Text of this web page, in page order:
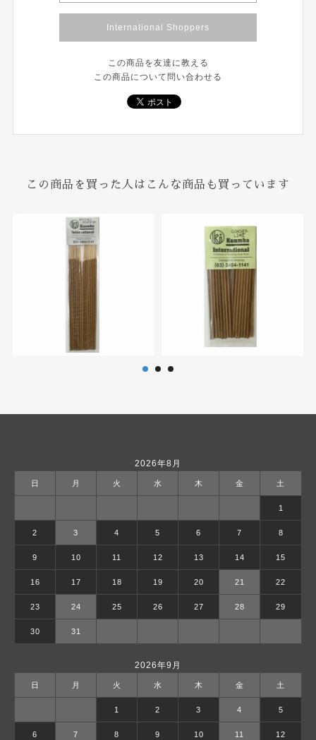
International Shoppers
この商品を友達に教える
この商品について問い合わせる
この商品を買った人はこんな商品も買っています
2026年8月
日 月 火 水 木 金 土
1
2 3 4 5 6 7 8
9 10 11 12 13 14 15
16 17 18 19 20 21 22
23 24 25 26 27 28 29
30 31
2026年9月
日 月 火 水 木 金 土
1 2 3 4 5
6 7 8 9 10 11 12